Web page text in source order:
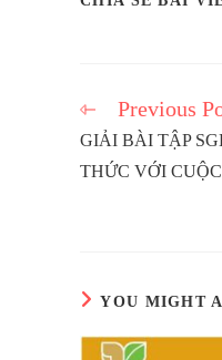
Read
more
articles
Previous
GIẢI BÀI TẬP
THỨC VỚI
YOU MIGHT